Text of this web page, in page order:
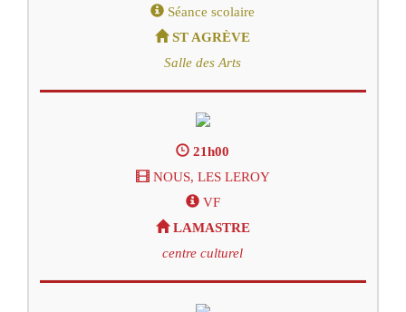
Séance scolaire
ST AGRÈVE
Salle des Arts
21h00
NOUS, LES LEROY
VF
LAMASTRE
centre culturel